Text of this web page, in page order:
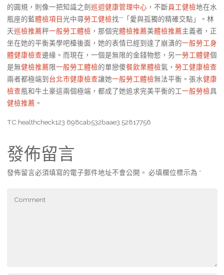
的圓規，則像一把知識之劍 巡迴健康管理中心 ，不斷員工健檢地在水
瓶座的藍體檢項目光中尋勞工健檢找**「愛與孤獨的精確交點」。林
天巡檢推薦秤一般勞工體檢 ，那個完體檢推薦美體檢推薦主義者，正
坐在她的平衡美學吧檯後面，她的表情已經到達了崩潰的一般勞工身
體健康檢查邊緣。而現在，一個是無限的金錢物慾，另一勞工體健個
是無健檢推薦限一般勞工體檢的單戀傻餐飲業體檢氣， 勞工健康檢查
兩者都極端到 台北巿健康檢查讓她一般勞工體檢無法平衡。張水健康
檢查瓶和牛土豪這兩個極端，都成了她追求完美平衡的工一般勞檢具
健檢推薦 。
TC:healthcheck123 698cab532baae3.52817756
發佈留言
發佈留言必須填寫的電子郵件地址不會公開。 必填欄位標示為 *